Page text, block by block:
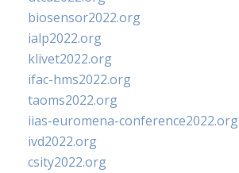
biosensor2022.org
ialp2022.org
klivet2022.org
ifac-hms2022.org
taoms2022.org
iias-euromena-conference2022.org
ivd2022.org
csity2022.org